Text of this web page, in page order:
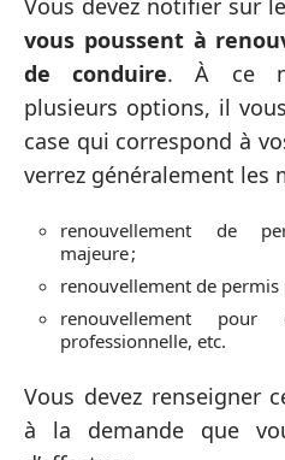
Vous devez notifier sur
vous poussent à
de conduire. À ce
plusieurs options, il
case qui correspond à
verrez généralement les
renouvellement de
majeure ;
renouvellement de
renouvellement
professionnelle, etc.
Vous devez renseigner
à la demande que